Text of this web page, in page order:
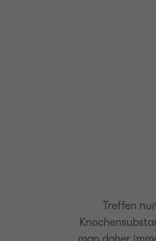
Treffen